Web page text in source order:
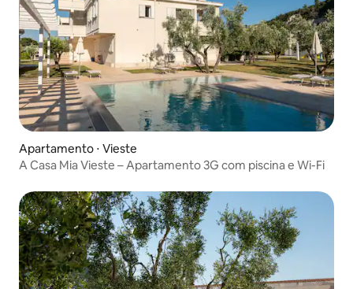
Apartamento ⋅ Vieste
A Casa Mia Vieste – Apartamento 3G com piscina e Wi-Fi